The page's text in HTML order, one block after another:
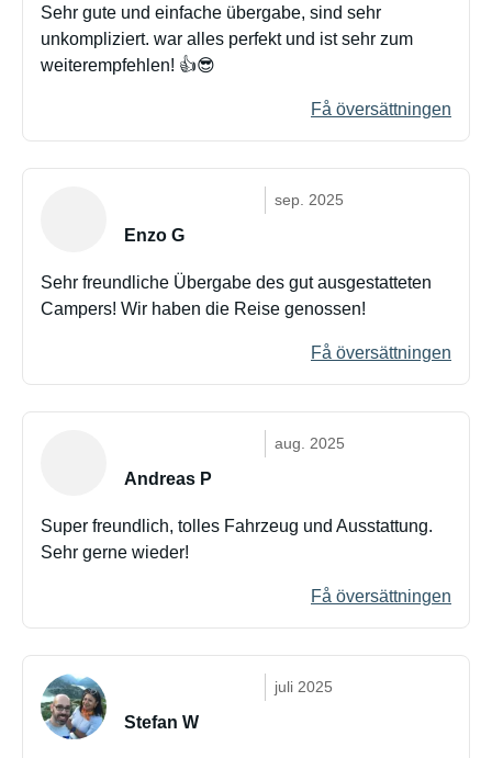
Sehr gute und einfache übergabe, sind sehr
unkompliziert. war alles perfekt und ist sehr zum
weiterempfehlen! 👍😎
Få översättningen
sep. 2025
Enzo G
Sehr freundliche Übergabe des gut ausgestatteten
Campers! Wir haben die Reise genossen!
Få översättningen
aug. 2025
Andreas P
Super freundlich, tolles Fahrzeug und Ausstattung.
Sehr gerne wieder!
Få översättningen
juli 2025
Stefan W